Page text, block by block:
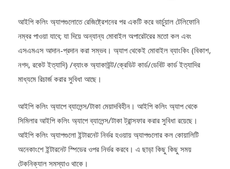
আইপি কলিং অ্যাপগুলোতে রেজিষ্ট্রেশনের পর একটি করে ভার্চুয়াল টেলিফোনি
নম্বর পাওয়া যাবে; যা দিয়ে অন্যান্য মোবাইল অপারেটরের মতো কল এবং
এসএমএস আদান-প্রদান করা সম্ভব। অ্যাপ থেকেই মোবাইল ব্যাংকিং (বিকাশ,
নগদ, রকেট ইত্যাদি) /ব্যাংক অ্যাকাউন্ট/ক্রেডিট কার্ড/ডেবিট কার্ড ইত্যাদির
মাধ্যমে রিচার্জ করার সুবিধা আছে।
আইপি কলিং অ্যাপে ব্যালেন্স/টাকা মেয়াদবিহীন। আইপি কলিং অ্যাপ থেকে
সিমিলার আইপি কলিং অ্যাপে ব্যালেন্স/টাকা ট্রান্সফার করার সুবিধা রয়েছে।
আইপি কলিং অ্যাপগুলো ইন্টারনেট নির্ভর হওয়ায় অ্যাপগুলোর কল কোয়ালিটি
অনেকাংশে ইন্টারনেট স্পিডের ওপর নির্ভর করবে। এ ছাড়া কিছু কিছু সময়
টেকনিক্যাল সমস্যাও থাকে।